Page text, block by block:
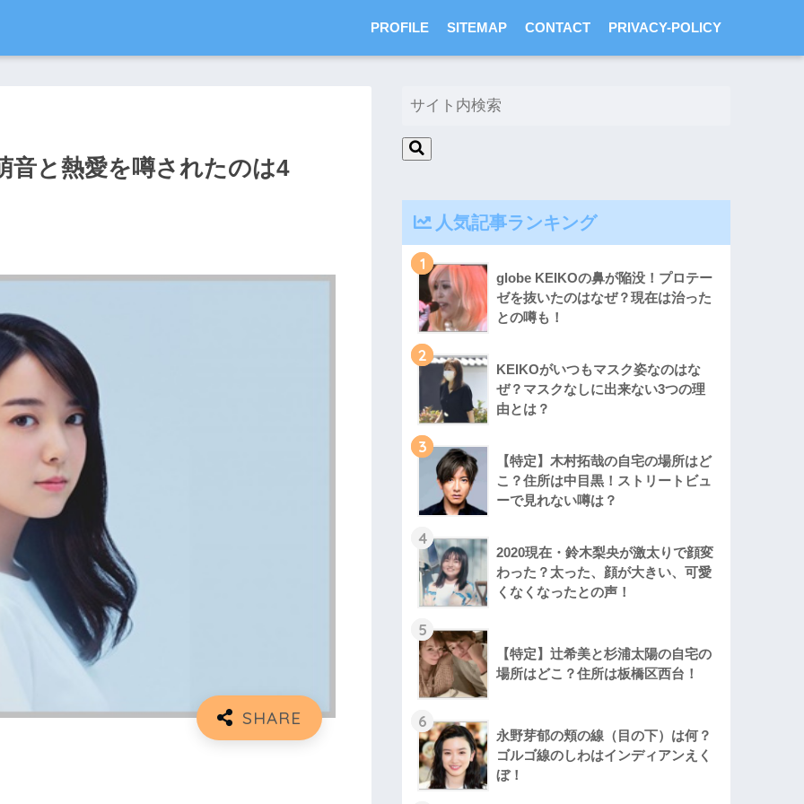
PROFILE SITEMAP CONTACT PRIVACY-POLICY
音と熱愛を噂されたのは4
人気記事ランキング
1
globe KEIKOの鼻が陥没！プロテー
ゼを抜いたのはなぜ？現在は治った
との噂も！
2
KEIKOがいつもマスク姿なのはな
ぜ？マスクなしに出来ない3つの理
由とは？
3
【特定】木村拓哉の自宅の場所はど
こ？住所は中目黒！ストリートビュ
ーで見れない噂は？
4
2020現在・鈴木梨央が激太りで顔変
わった？太った、顔が大きい、可愛
くなくなったとの声！
5
【特定】辻希美と杉浦太陽の自宅の
場所はどこ？住所は板橋区西台！
6
永野芽郁の頬の線（目の下）は何？
ゴルゴ線のしわはインディアンえく
ぼ！